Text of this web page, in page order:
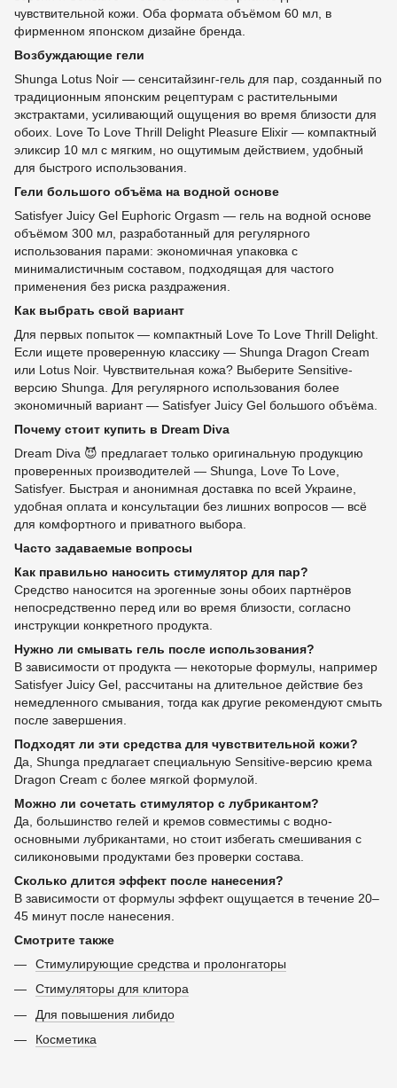
чувствительной кожи. Оба формата объёмом 60 мл, в
фирменном японском дизайне бренда.
Возбуждающие гели
Shunga Lotus Noir — сенситайзинг-гель для пар, созданный по
традиционным японским рецептурам с растительными
экстрактами, усиливающий ощущения во время близости для
обоих. Love To Love Thrill Delight Pleasure Elixir — компактный
эликсир 10 мл с мягким, но ощутимым действием, удобный
для быстрого использования.
Гели большого объёма на водной основе
Satisfyer Juicy Gel Euphoric Orgasm — гель на водной основе
объёмом 300 мл, разработанный для регулярного
использования парами: экономичная упаковка с
минималистичным составом, подходящая для частого
применения без риска раздражения.
Как выбрать свой вариант
Для первых попыток — компактный Love To Love Thrill Delight.
Если ищете проверенную классику — Shunga Dragon Cream
или Lotus Noir. Чувствительная кожа? Выберите Sensitive-
версию Shunga. Для регулярного использования более
экономичный вариант — Satisfyer Juicy Gel большого объёма.
Почему стоит купить в Dream Diva
Dream Diva 😈 предлагает только оригинальную продукцию
проверенных производителей — Shunga, Love To Love,
Satisfyer. Быстрая и анонимная доставка по всей Украине,
удобная оплата и консультации без лишних вопросов — всё
для комфортного и приватного выбора.
Часто задаваемые вопросы
Как правильно наносить стимулятор для пар?
Средство наносится на эрогенные зоны обоих партнёров
непосредственно перед или во время близости, согласно
инструкции конкретного продукта.
Нужно ли смывать гель после использования?
В зависимости от продукта — некоторые формулы, например
Satisfyer Juicy Gel, рассчитаны на длительное действие без
немедленного смывания, тогда как другие рекомендуют смыть
после завершения.
Подходят ли эти средства для чувствительной кожи?
Да, Shunga предлагает специальную Sensitive-версию крема
Dragon Cream с более мягкой формулой.
Можно ли сочетать стимулятор с лубрикантом?
Да, большинство гелей и кремов совместимы с водно-
основными лубрикантами, но стоит избегать смешивания с
силиконовыми продуктами без проверки состава.
Сколько длится эффект после нанесения?
В зависимости от формулы эффект ощущается в течение 20–
45 минут после нанесения.
Смотрите также
Стимулирующие средства и пролонгаторы
Стимуляторы для клитора
Для повышения либидо
Косметика